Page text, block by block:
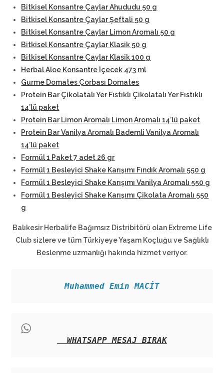
Bitkisel Konsantre Çaylar Ahududu 50 g
Bitkisel Konsantre Çaylar Şeftali 50 g
Bitkisel Konsantre Çaylar Limon Aromalı 50 g
Bitkisel Konsantre Çaylar Klasik 50 g
Bitkisel Konsantre Çaylar Klasik 100 g
Herbal Aloe Konsantre İçecek 473 ml
Gurme Domates Çorbası Domates
Protein Bar Çikolatalı Yer Fıstıklı Çikolatalı Yer Fıstıklı
14’lü paket
Protein Bar Limon Aromalı Limon Aromalı 14’lü paket
Protein Bar Vanilya Aromalı Bademli Vanilya Aromalı
14’lü paket
Formül 1 Paket 7 adet 26 gr
Formül 1 Besleyici Shake Karışımı Fındık Aromalı 550 g
Formül 1 Besleyici Shake Karışımı Vanilya Aromalı 550 g
Formül 1 Besleyici Shake Karışımı Çikolata Aromalı 550
g
Balıkesir Herbalife Bağımsız Distribitörü olan Extreme Life
Club sizlere ve tüm Türkiyeye Yaşam Koçluğu ve Sağlıklı
Beslenme uzmanlığı hakında hizmet veriyor.
Muhammed Emin MACİT
WHATSAPP MESAJ BIRAK